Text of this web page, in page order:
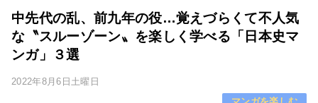
中先代の乱、前九年の役…覚えづらくて不人気
な〝スルーゾーン〟を楽しく学べる「日本史マ
ンガ」３選
2022年8月6日土曜日